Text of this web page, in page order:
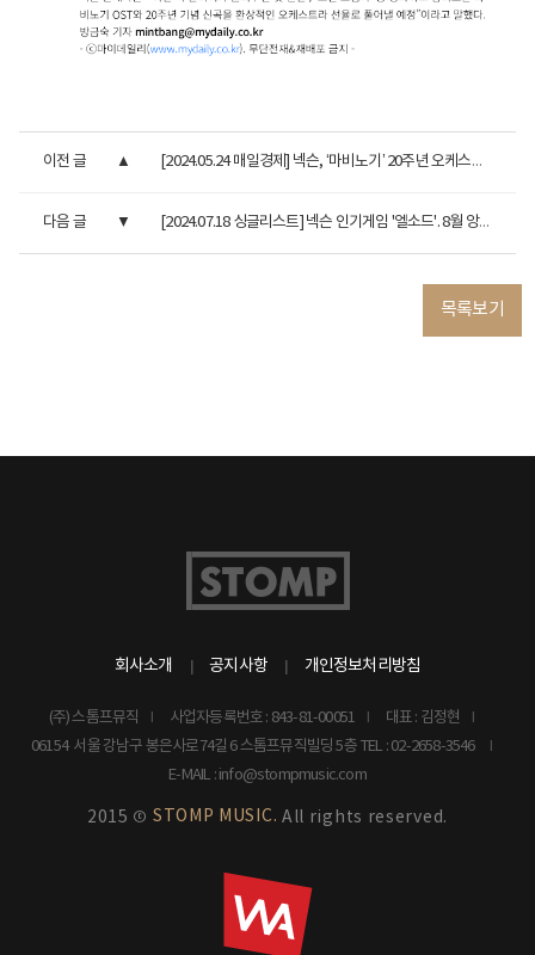
이전 글 [2024.05.24 매일경제] 넥슨, ‘마비노기’ 20주년 오케스트라 ...
다음 글 [2024.07.18 싱글리스트] 넥슨 인기게임 '엘소드'. 8월 앙코르 공...
목록보기
회사소개 공지사항 개인정보처리방침
(주) 스톰프뮤직 사업자등록번호 : 843-81-00051
대표 : 김정현
06154 서울 강남구 봉은사로74길 6 스톰프뮤직빌딩 5층 TEL : 02-2658-3546
E-MAIL : info@stompmusic.com
2015 © STOMP MUSIC. All rights reserved.